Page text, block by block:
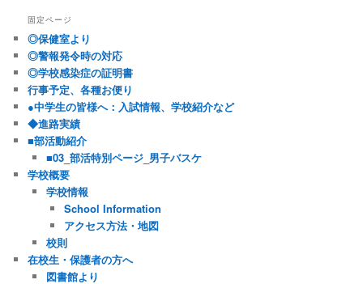
固定ページ
◎保健室より
◎警報発令時の対応
◎学校感染症の証明書
行事予定、各種お便り
●中学生の皆様へ：入試情報、学校紹介など
◆進路実績
■部活動紹介
■03_部活特別ページ_男子バスケ
学校概要
学校情報
School Information
アクセス方法・地図
校則
在校生・保護者の方へ
図書館より